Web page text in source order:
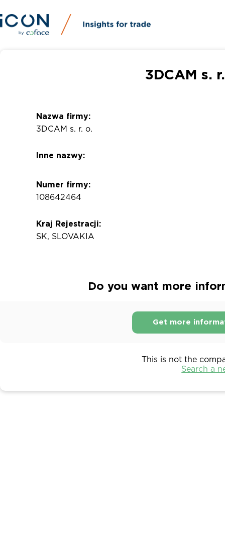
3DCAM s.
Nazwa firmy:
3DCAM s. r. o.
Inne nazwy:
Numer firmy:
108642464
Kraj Rejestracji:
SK, SLOVAKIA
Do you want more
Get more
This is not the
Search a